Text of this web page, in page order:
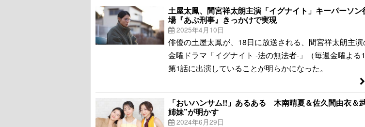
土屋太鳳、間宮祥太朗主演「イグナイト」キーパーソン
場『あぶ刑事』きっかけで実現
2025年4月10日
俳優の土屋太鳳が、18日に放送される、間宮祥太朗主演
金曜ドラマ「イグナイト -法の無法者-」（毎週金曜よる
第1話に出演していることが明らかになった。
「おいハンサム!!」あるある 木南晴夏＆佐久間由衣＆
姉妹”が明かす
2024年6月29日